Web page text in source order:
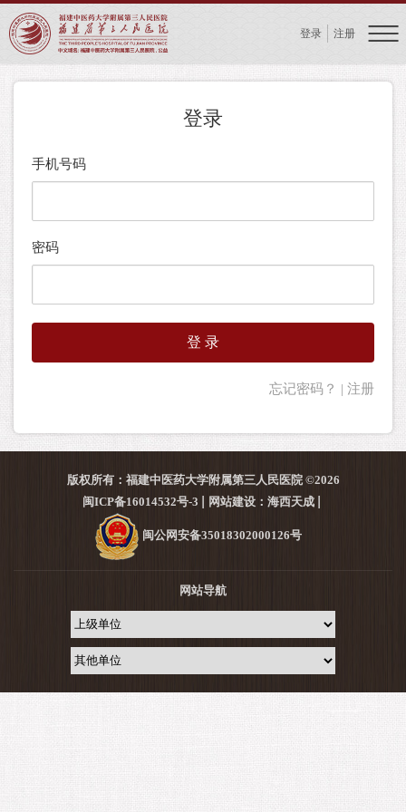
登录 注册
登录
手机号码
密码
忘记密码？ | 注册
版权所有：福建中医药大学附属第三人民医院 ©2026
闽ICP备16014532号-3
网站建设：海西天成
闽公网安备35018302000126号
网站导航